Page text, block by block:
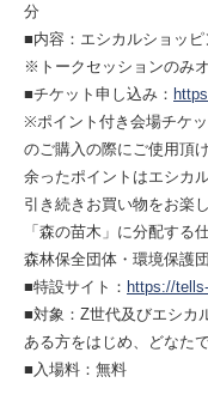
分
■内容：エシカルショッ
※トークセッションのみ
■チケット申し込み：
※ポイント付き会場チケ
のご購入の際にご使用頂け
余ったポイントはエシカ
引き続きお買い物をお楽
「森の苗木」に分配する
森林保全団体・環境保護
■特設サイト： https://
■対象：Z世代及びエシカ
ある方をはじめ、どなた
■入場料：無料